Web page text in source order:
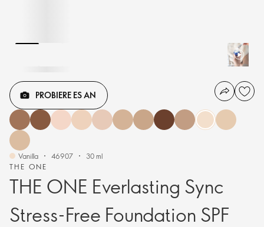
THE ONE
THE ONE Everlasting Sync
Stress-Free Foundation SPF
PROBIERE ES AN
Vanilla 46907 30 ml